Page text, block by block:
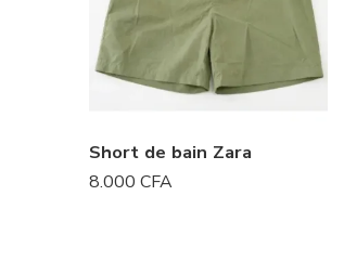
Short de bain Zara
8.000 CFA